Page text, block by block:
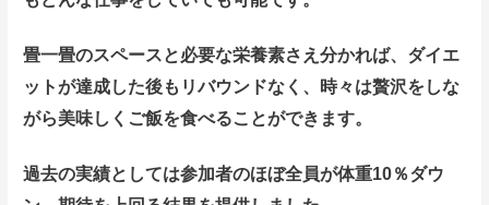
畳一畳のスペースと必要な栄養素さえ分かれば、ダイエ
ットが達成した後もリバウンドなく、時々は贅沢をしな
がら美味しくご飯を食べることができます。
過去の実績としては参加者のほぼ全員が体重10％ダウ